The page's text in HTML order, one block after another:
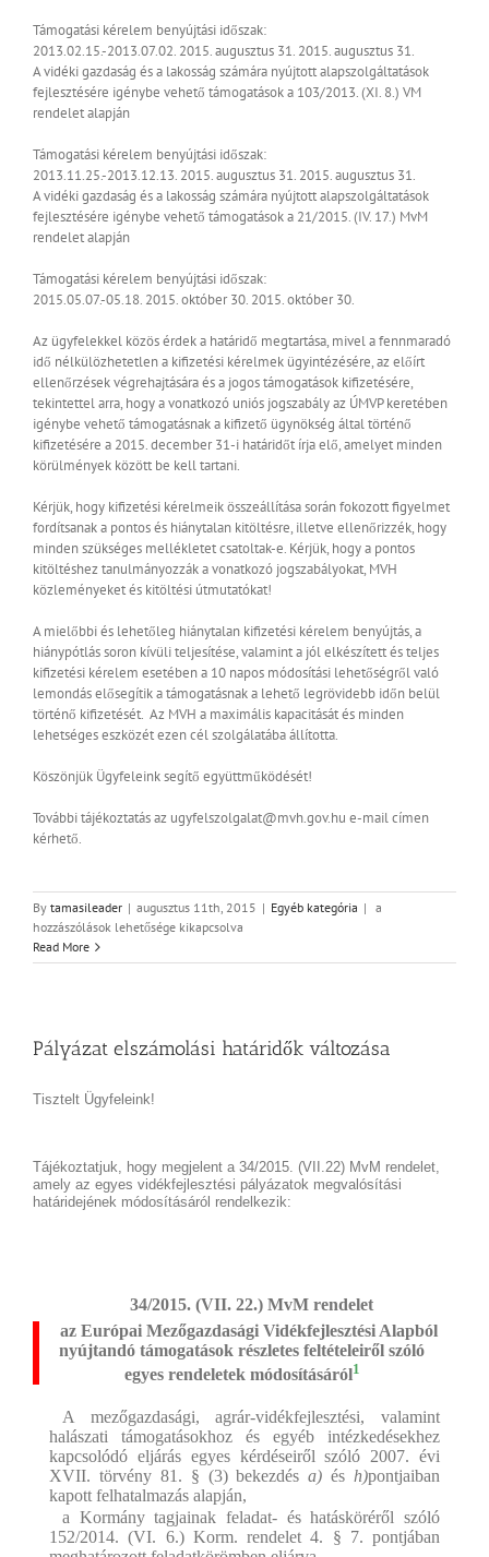
Támogatási kérelem benyújtási időszak:
2013.02.15.-2013.07.02. 2015. augusztus 31. 2015. augusztus 31.
A vidéki gazdaság és a lakosság számára nyújtott alapszolgáltatások
fejlesztésére igénybe vehető támogatások a 103/2013. (XI. 8.) VM
rendelet alapján
Támogatási kérelem benyújtási időszak:
2013.11.25.-2013.12.13. 2015. augusztus 31. 2015. augusztus 31.
A vidéki gazdaság és a lakosság számára nyújtott alapszolgáltatások
fejlesztésére igénybe vehető támogatások a 21/2015. (IV. 17.) MvM
rendelet alapján
Támogatási kérelem benyújtási időszak:
2015.05.07.-05.18. 2015. október 30. 2015. október 30.
Az ügyfelekkel közös érdek a határidő megtartása, mivel a fennmaradó
idő nélkülözhetetlen a kifizetési kérelmek ügyintézésére, az előírt
ellenőrzések végrehajtására és a jogos támogatások kifizetésére,
tekintettel arra, hogy a vonatkozó uniós jogszabály az ÚMVP keretében
igénybe vehető támogatásnak a kifizető ügynökség által történő
kifizetésére a 2015. december 31-i határidőt írja elő, amelyet minden
körülmények között be kell tartani.
Kérjük, hogy kifizetési kérelmeik összeállítása során fokozott figyelmet
fordítsanak a pontos és hiánytalan kitöltésre, illetve ellenőrizzék, hogy
minden szükséges mellékletet csatoltak-e. Kérjük, hogy a pontos
kitöltéshez tanulmányozzák a vonatkozó jogszabályokat, MVH
közleményeket és kitöltési útmutatókat!
A mielőbbi és lehetőleg hiánytalan kifizetési kérelem benyújtás, a
hiánypótlás soron kívüli teljesítése, valamint a jól elkészített és teljes
kifizetési kérelem esetében a 10 napos módosítási lehetőségről való
lemondás elősegítik a támogatásnak a lehető legrövidebb időn belül
történő kifizetését. Az MVH a maximális kapacitását és minden
lehetséges eszközét ezen cél szolgálatába állította.
Köszönjük Ügyfeleink segítő együttműködését!
További tájékoztatás az ugyfelszolgalat@mvh.gov.hu e-mail címen
kérhető.
By tamasileader | augusztus 11th, 2015 | Egyéb kategória | MVH
kapcsolatban
a
hozzászólások lehetősége kikapcsolva
Read More
Pályázat elszámolási határidők változása
Tisztelt Ügyfeleink!
Tájékoztatjuk, hogy megjelent a 34/2015. (VII.22) MvM rendelet,
amely az egyes vidékfejlesztési pályázatok megvalósítási
határidejének módosításáról rendelkezik:
34/2015. (VII. 22.) MvM rendelet
az Európai Mezőgazdasági Vidékfejlesztési Alapból
nyújtandó támogatások részletes feltételeiről szóló
egyes rendeletek módosításáról1
A mezőgazdasági, agrár-vidékfejlesztési, valamint
halászati támogatásokhoz és egyéb intézkedésekhez
kapcsolódó eljárás egyes kérdéseiről szóló 2007. évi
XVII. törvény 81. § (3) bekezdésa) és h)pontjaiban
kapott felhatalmazás alapján,
a Kormány tagjainak feladat- és hatásköréről szóló
152/2014. (VI. 6.) Korm. rendelet 4. § 7. pontjában